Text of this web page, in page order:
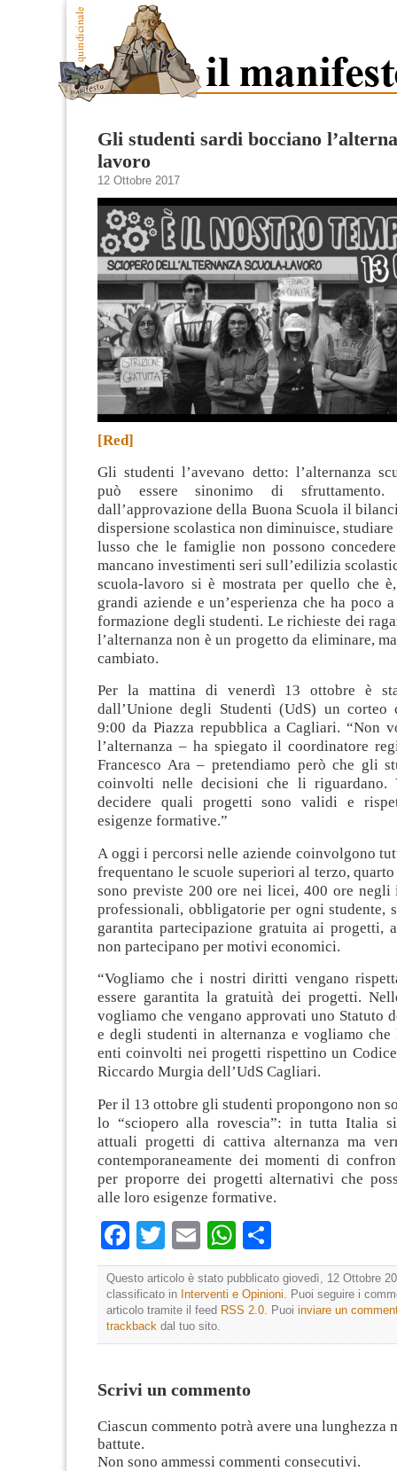
Gli studenti sardi bocciano
lavoro
12 Ottobre 2017
[Red]
Gli studenti l’avevano detto: l’alternanza
può essere sinonimo di
dall’approvazione della Buona Scuola il
dispersione scolastica non diminuisce, studiare
lusso che le famiglie non possono
mancano investimenti seri sull’edilizia
scuola-lavoro si è mostrata per quello che
grandi aziende e un’esperienza che ha poco
formazione degli studenti. Le richieste dei
l’alternanza non è un progetto da eliminare,
cambiato.
Per la mattina di venerdì 13 ottobre è
dall’Unione degli Studenti (UdS) un corteo
9:00 da Piazza repubblica a Cagliari. “Non
l’alternanza – ha spiegato il coordinatore
Francesco Ara – pretendiamo però che gli
coinvolti nelle decisioni che li riguardano.
decidere quali progetti sono validi e
esigenze formative.”
A oggi i percorsi nelle aziende coinvolgono
frequentano le scuole superiori al terzo,
sono previste 200 ore nei licei, 400 ore
professionali, obbligatorie per ogni studente,
garantita partecipazione gratuita ai progetti,
non partecipano per motivi economici.
“Vogliamo che i nostri diritti vengano
essere garantita la gratuità dei progetti.
vogliamo che vengano approvati uno Statuto
e degli studenti in alternanza e vogliamo
enti coinvolti nei progetti rispettino un
Riccardo Murgia dell’UdS Cagliari.
Per il 13 ottobre gli studenti propongono non
lo “sciopero alla rovescia”: in tutta Italia
attuali progetti di cattiva alternanza ma
contemporaneamente dei momenti di
per proporre dei progetti alternativi che
alle loro esigenze formative.
Facebook
TwitterEmailWhatsApp
Questo articolo è stato pubblicato giovedì, 12 Ottobre
classificato in Interventi e Opinioni . Puoi seguire i
articolo tramite il feed RSS 2.0 . Puoi inviare un
trackback dal tuo sito.
Scrivi un commento
Ciascun commento potrà avere una lunghezza
battute.
Non sono ammessi commenti consecutivi.